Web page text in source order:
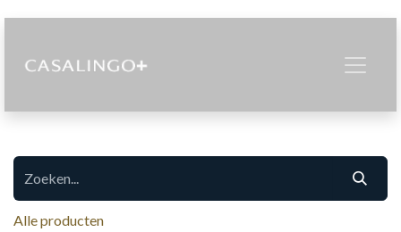
Alle producten